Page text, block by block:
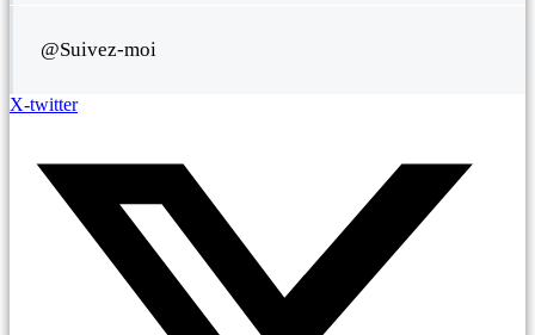
@Suivez-moi
X-twitter